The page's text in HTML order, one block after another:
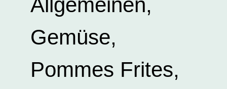
Gemüse,
Pommes Frites,